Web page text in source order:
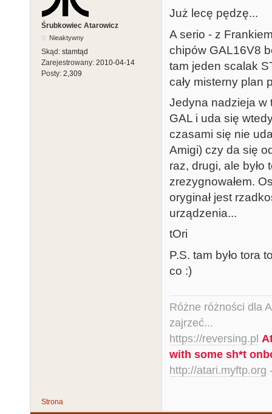
Śrubkowiec Atarowicz
Nieaktywny
Skąd: stamtąd
Zarejestrowany: 2010-04-14
Posty: 2,309
Już lecę pędzę...
A serio - z
chipów GAL16V8
tam jeden scalak
cały misterny plan
Jedyna nadzieja w
GAL i uda się
czasami się nie
Amigi) czy da się
raz, drugi, ale było
zrezygnowałem.
oryginał jest
urządzenia...
tOri
P.S. tam było tora
co :)
Różne różności dla
zajrzeć...
https://reversing.pl
with some sh*t
http://atari.myftp.org
Strona